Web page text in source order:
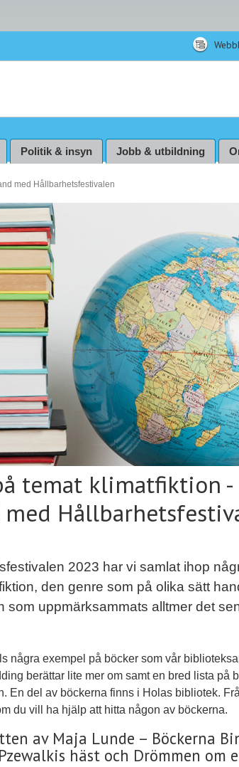
Politik & insyn Jobb & utbildning
med Hållbarhetsfestivalen
temat klimatfiktion -
med
2023 har vi samlat ihop
den genre som på olika sätt
som uppmärksammats alltmer det
några exempel på böcker som vår
berättar lite mer om samt en bred lista på
En del av böckerna finns i Holas bibliotek.
du vill ha hjälp att hitta någon av böckerna.
av Maja Lunde – Böckerna
häst och Drömmen om